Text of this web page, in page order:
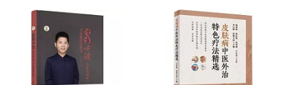
斯托得(32) 王怡仁(32)
蔡金吉(32) 陳有亮(32)
南京大學出版社(181)
上海三聯書店(180)